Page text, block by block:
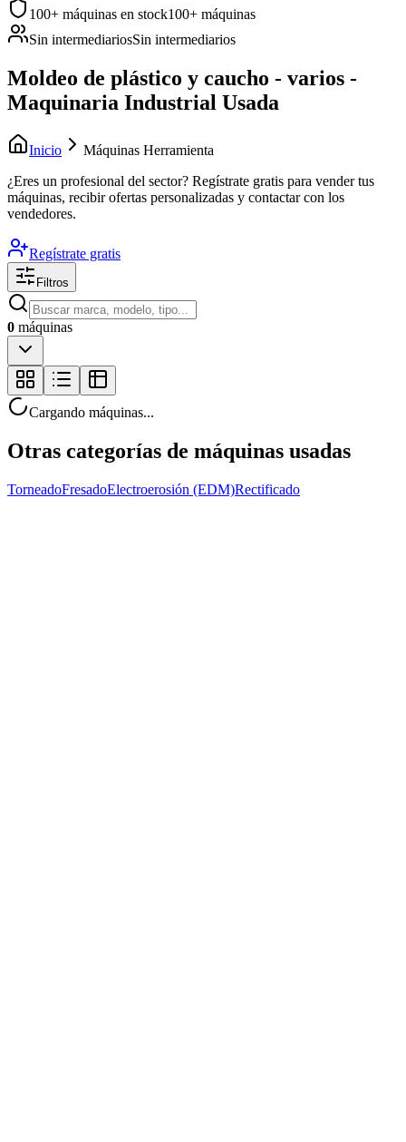
100+ máquinas en stock100+ máquinas
Sin intermediariosSin intermediarios
Moldeo de plástico y caucho - varios -
Maquinaria Industrial Usada
Inicio
Máquinas Herramienta
¿Eres un profesional del sector? Regístrate gratis para vender tus
máquinas, recibir ofertas personalizadas y contactar con los
vendedores.
Regístrate gratis
Filtros
0 máquinas
Cargando máquinas...
Otras categorías de máquinas usadas
TorneadoFresadoElectroerosión (EDM)Rectificado